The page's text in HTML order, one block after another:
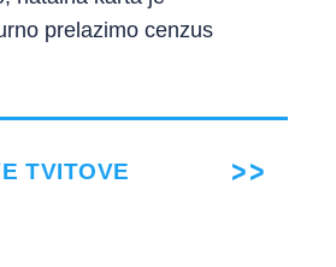
prelazimo cenzus
TVITOVE